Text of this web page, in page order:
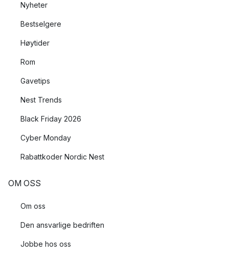
Nyheter
Bestselgere
Høytider
Rom
Gavetips
Nest Trends
Black Friday 2026
Cyber Monday
Rabattkoder Nordic Nest
OM OSS
Om oss
Den ansvarlige bedriften
Jobbe hos oss